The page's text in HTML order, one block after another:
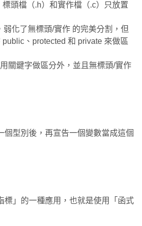
頭檔（.h）和實作檔（.c）只放置
弱化了無標頭/實作 的完美分割，但
、protected 和 private 來做區
關鍵字做區分外，並且無標頭/實作
個型別後，再宣告一個變數當成這個
標」的一種應用，也就是使用「函式